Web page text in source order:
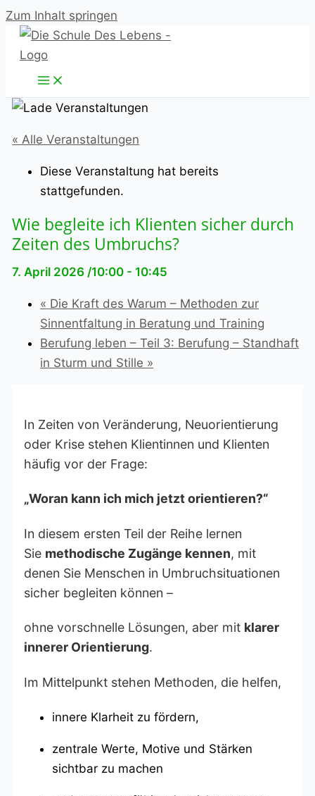
Zum Inhalt springen
« Alle Veranstaltungen
Diese Veranstaltung hat bereits
stattgefunden.
Wie begleite ich Klienten sicher durch
Zeiten des Umbruchs?
7. April 2026 /10:00 - 10:45
« Die Kraft des Warum – Methoden zur
Sinnentfaltung in Beratung und Training
Berufung leben – Teil 3: Berufung – Standhaft
in Sturm und Stille »
In Zeiten von Veränderung, Neuorientierung
oder Krise stehen Klientinnen und Klienten
häufig vor der Frage:
„Woran kann ich mich jetzt orientieren?“
In diesem ersten Teil der Reihe lernen
Sie methodische Zugänge kennen, mit
denen Sie Menschen in Umbruchsituationen
sicher begleiten können –
ohne vorschnelle Lösungen, aber mit klarer
innerer Orientierung.
Im Mittelpunkt stehen Methoden, die helfen,
innere Klarheit zu fördern,
zentrale Werte, Motive und Stärken
sichtbar zu machen